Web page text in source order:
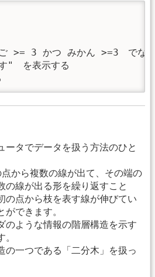
>= 3 かつ みかん >=3　でな
"　を表示する
ータでデータを扱う方法のひと
から複数の線が出て、その端の
の線が出る形を繰り返すこと
の点から枝を表す線が伸びてい
ができます。
のような情報の階層構造を示す
の一つである「二分木」を扱っ